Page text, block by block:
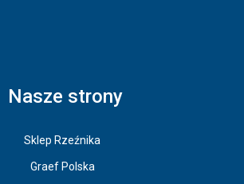
Nasze strony
Sklep Rzeźnika
Graef Polska